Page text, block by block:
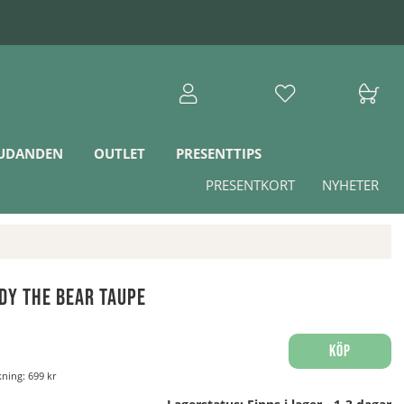
OUTLET
PRESENTTIPS
NYHETER
PRESENTKORT
The Bear Taupe
699 kr
Köp